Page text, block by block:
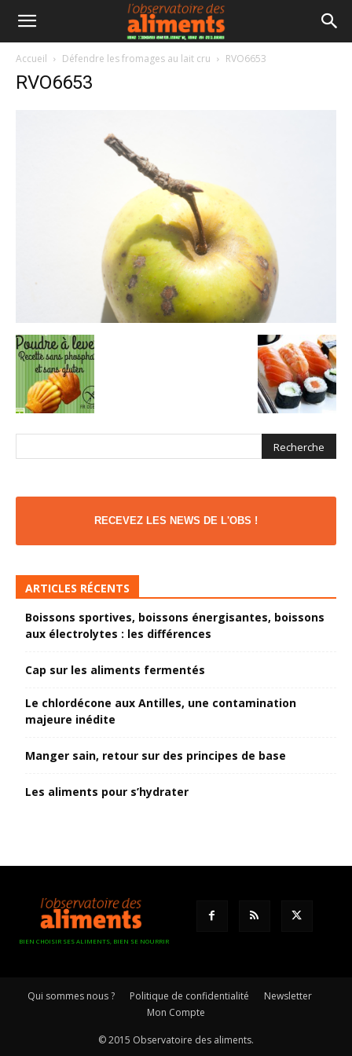
Accueil Défendre les fromages au lait cru RVO6653
RVO6653
RECEVEZ LES NEWS DE L'OBS !
ARTICLES RÉCENTS
Boissons sportives, boissons énergisantes, boissons
aux électrolytes : les différences
Cap sur les aliments fermentés
Le chlordécone aux Antilles, une contamination
majeure inédite
Manger sain, retour sur des principes de base
Les aliments pour s’hydrater
BIEN CHOISIR SES ALIMENTS, BIEN SE NOURRIR
Qui sommes nous ? Politique de confidentialité
Newsletter
Mon Compte
© 2015 Observatoire des aliments.